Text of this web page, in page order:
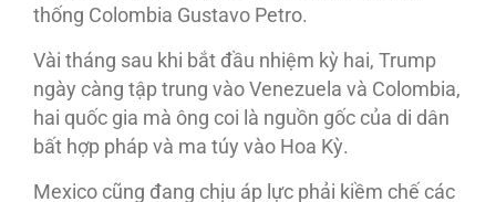
thống Colombia Gustavo Petro.
Vài tháng sau khi bắt đầu nhiệm kỳ hai, Trump
ngày càng tập trung vào Venezuela và Colombia,
hai quốc gia mà ông coi là nguồn gốc của di dân
bất hợp pháp và ma túy vào Hoa Kỳ.
Mexico cũng đang chịu áp lực phải kiềm chế các